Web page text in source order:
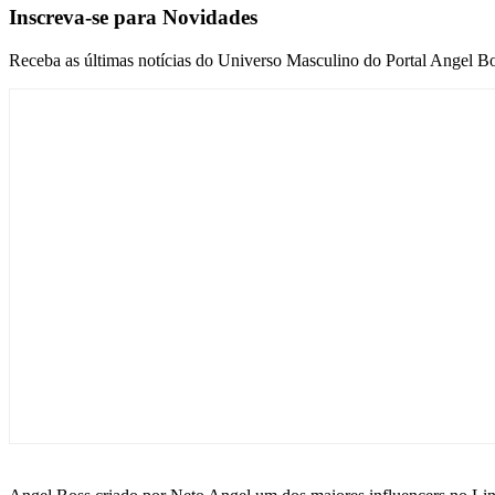
Inscreva-se para Novidades
Receba as últimas notícias do Universo Masculino do Portal Angel